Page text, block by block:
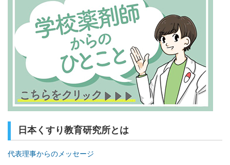
日本くすり教育研究所とは
代表理事からのメッセージ